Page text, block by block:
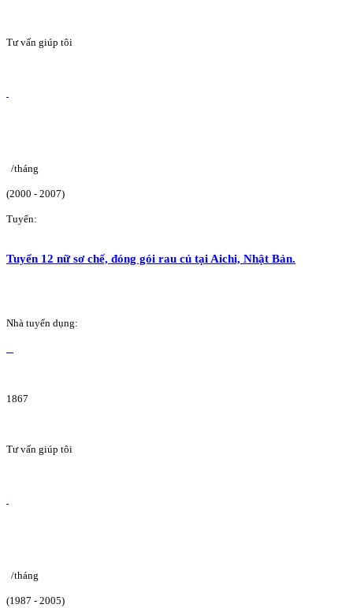
Tư vấn giúp tôi
/tháng
(2000 - 2007)
Tuyển:
Tuyển 12 nữ sơ chế, đóng gói rau củ tại Aichi, Nhật Bản.
Nhà tuyển dụng:
1867
Tư vấn giúp tôi
/tháng
(1987 - 2005)